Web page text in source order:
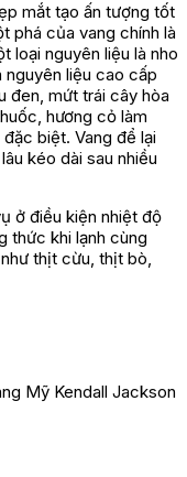
mắt tạo ấn tượng tốt
phá của vang chính là
loại nguyên liệu là nho
liệu cao cấp
đen, mứt trái cây hòa
hương cỏ làm
biệt. Vang để lại
kéo dài sau nhiều
ở điều kiện nhiệt độ
thức khi lạnh cùng
thịt cừu, thịt bò,
Mỹ Kendall Jackson